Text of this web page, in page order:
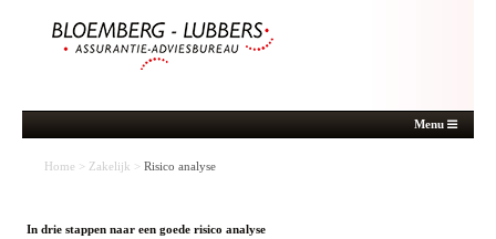
Menu
Home > Zakelijk > Risico analyse
In drie stappen naar een goede risico analyse